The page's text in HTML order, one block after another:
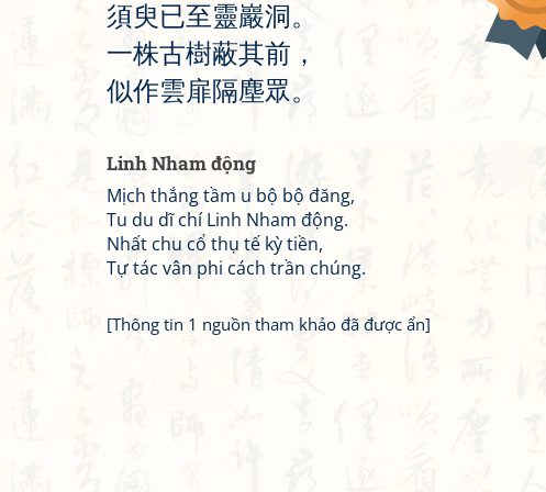
須臾已至靈巖洞。
一株古樹蔽其前 ，
似作雲扉隔塵眾。
Linh Nham động
Mịch thắng tầm u bộ bộ đăng,
Tu du dĩ chí Linh Nham động.
Nhất chu cổ thụ tế kỳ tiền,
Tự tác vân phi cách trần chúng.
[Thông tin 1 nguồn tham khảo đã được ẩn]